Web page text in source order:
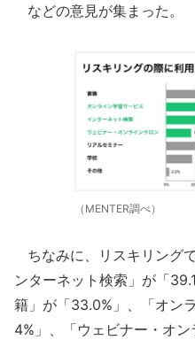
などの意見が集まった。
（MENTER調べ）
ちなみに、リスキリング
ンターネット検索」が「
籍」が「33.0%」、「オン
4%」、「ウェビナー・オ